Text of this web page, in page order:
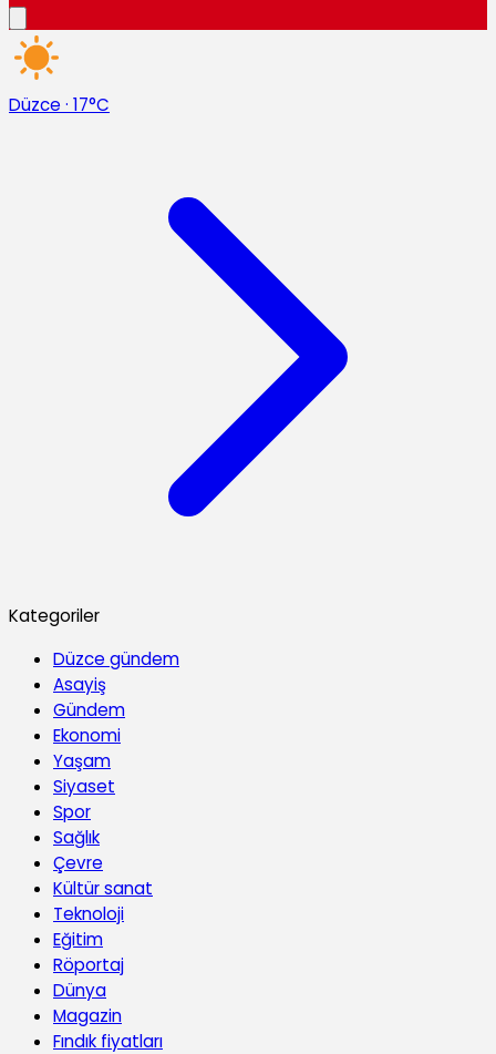
Düzce · 17°C
Kategoriler
Düzce gündem
Asayiş
Gündem
Ekonomi
Yaşam
Siyaset
Spor
Sağlık
Çevre
Kültür sanat
Teknoloji
Eğitim
Röportaj
Dünya
Magazin
Fındık fiyatları